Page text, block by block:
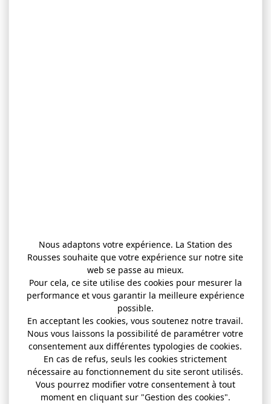
Nous adaptons votre expérience. La Station des
Rousses souhaite que votre expérience sur notre site
web se passe au mieux.
Pour cela, ce site utilise des cookies pour mesurer la
performance et vous garantir la meilleure expérience
possible.
En acceptant les cookies, vous soutenez notre travail.
Nous vous laissons la possibilité de paramétrer votre
consentement aux différentes typologies de cookies.
En cas de refus, seuls les cookies strictement
nécessaire au fonctionnement du site seront utilisés.
Vous pourrez modifier votre consentement à tout
moment en cliquant sur "Gestion des cookies".